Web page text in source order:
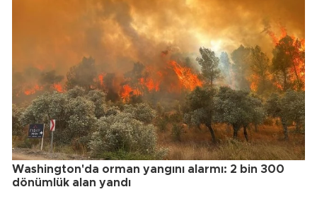
Washington'da orman yangını alarmı: 2 bin 300
dönümlük alan yandı